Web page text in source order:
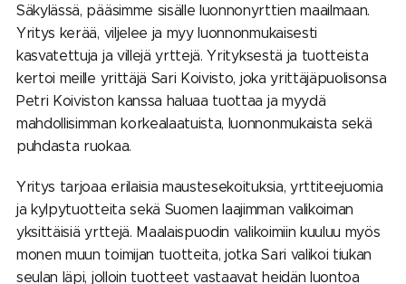
Säkylässä, pääsimme sisälle luonnonyrttien maailmaan.
Yritys kerää, viljelee ja myy luonnonmukaisesti
kasvatettuja ja villejä yrttejä. Yrityksestä ja tuotteista
kertoi meille yrittäjä Sari Koivisto, joka yrittäjäpuolisonsa
Petri Koiviston kanssa haluaa tuottaa ja myydä
mahdollisimman korkealaatuista, luonnonmukaista sekä
puhdasta ruokaa.
Yritys tarjoaa erilaisia maustesekoituksia, yrttiteejuomia
ja kylpytuotteita sekä Suomen laajimman valikoiman
yksittäisiä yrttejä. Maalaispuodin valikoimiin kuuluu myös
monen muun toimijan tuotteita, jotka Sari valikoi tiukan
seulan läpi, jolloin tuotteet vastaavat heidän luontoa